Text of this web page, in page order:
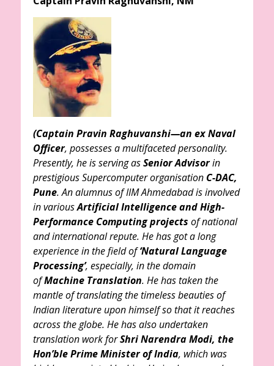
(Captain Pravin Raghuvanshi—an ex Naval
Officer, possesses a multifaceted personality.
Presently, he is serving asSenior Advisorin
prestigious Supercomputer organisation C-DAC,
Pune. An alumnus of IIM Ahmedabad is involved
in variousArtificial Intelligence and High-
Performance Computing projects of national
and international repute. He has got a long
experience in the field of‘Natural Language
Processing’, especially, in the domain
ofMachine Translation. He has taken the
mantle of translating the timeless beauties of
Indian literature upon himself so that it reaches
across the globe. He has also undertaken
translation work forShri Narendra Modi, the
Hon’ble Prime Minister of India, which was